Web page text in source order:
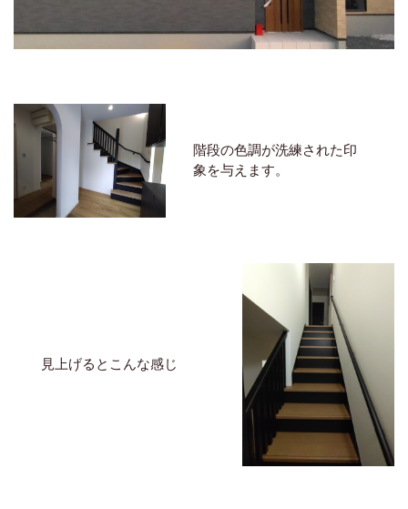
階段の色調が洗練された印
象を与えます。
見上げるとこんな感じ